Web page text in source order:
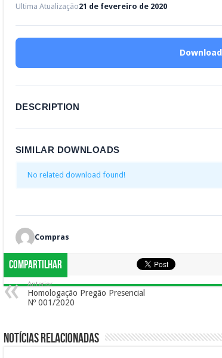
Ultima Atualização21 de fevereiro de 2020
Download
DESCRIPTION
SIMILAR DOWNLOADS
No related download found!
Compras
Compartilhar
Anterior
Homologação Pregão Presencial
Nº 001/2020
Notícias Relacionadas